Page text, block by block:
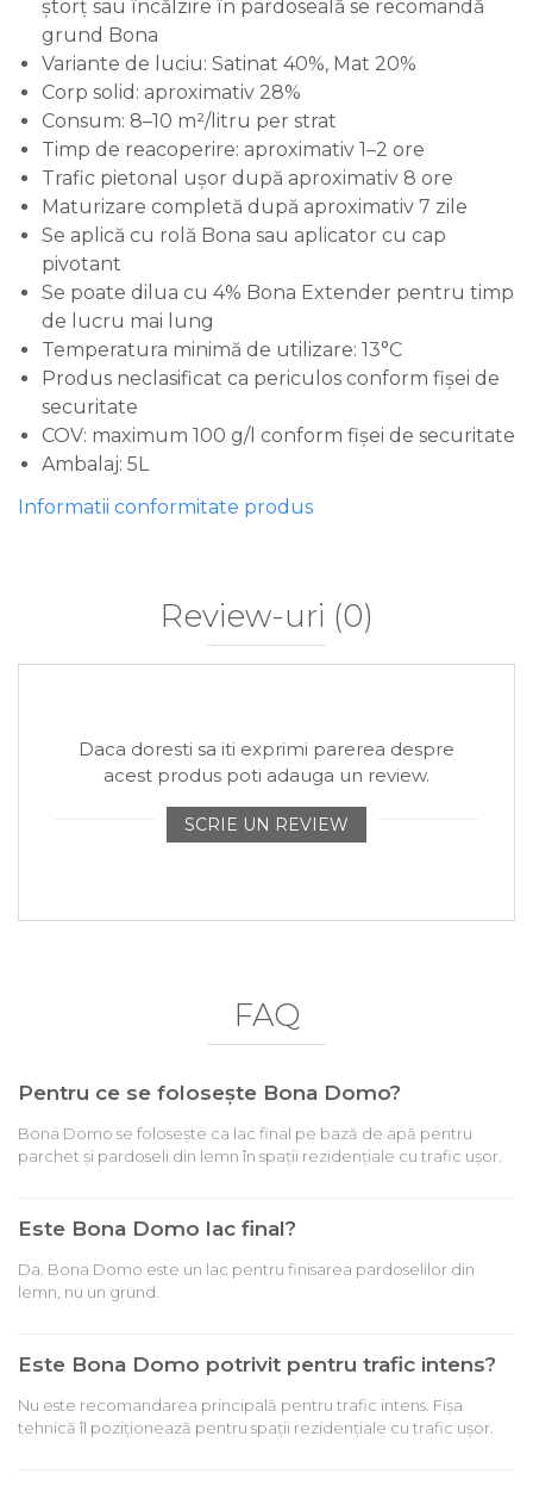
ștorț sau încălzire în pardoseală se recomandă
grund Bona
Variante de luciu: Satinat 40%, Mat 20%
Corp solid: aproximativ 28%
Consum: 8–10 m²/litru per strat
Timp de reacoperire: aproximativ 1–2 ore
Trafic pietonal ușor după aproximativ 8 ore
Maturizare completă după aproximativ 7 zile
Se aplică cu rolă Bona sau aplicator cu cap
pivotant
Se poate dilua cu 4% Bona Extender pentru timp
de lucru mai lung
Temperatura minimă de utilizare: 13°C
Produs neclasificat ca periculos conform fișei de
securitate
COV: maximum 100 g/l conform fișei de securitate
Ambalaj: 5L
Informatii conformitate produs
Review-uri (0)
Daca doresti sa iti exprimi parerea despre
acest produs poti adauga un review.
SCRIE UN REVIEW
FAQ
Pentru ce se folosește Bona Domo?
Bona Domo se folosește ca lac final pe bază de apă pentru
parchet și pardoseli din lemn în spații rezidențiale cu trafic ușor.
Este Bona Domo lac final?
Da. Bona Domo este un lac pentru finisarea pardoselilor din
lemn, nu un grund.
Este Bona Domo potrivit pentru trafic intens?
Nu este recomandarea principală pentru trafic intens. Fișa
tehnică îl poziționează pentru spații rezidențiale cu trafic ușor.